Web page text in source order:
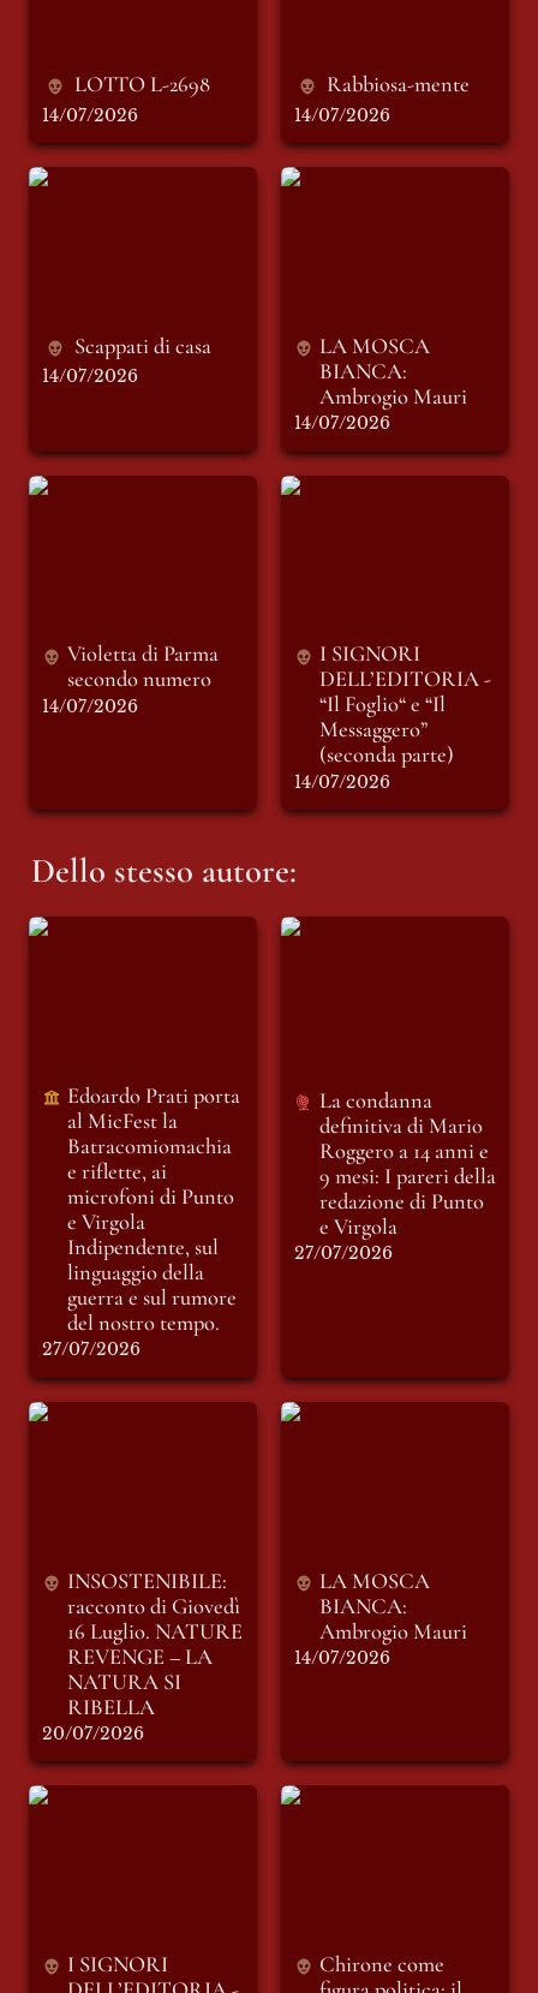
LOTTO L-2698
14/07/2026
Rabbiosa-mente
14/07/2026
Scappati di casa
Scappati di casa
14/07/2026
LA MOSCA
LA MOSCA
BIANCA:
Ambrogio Mauri
14/07/2026
Violetta di Parma
Violetta di Parma
secondo numero
14/07/2026
I SIGNORI
I SIGNORI
DELL’EDITORIA -
“Il Foglio“ e “Il
Messaggero”
(seconda parte)
14/07/2026
Dello stesso autore:
Edoardo Prati porta
Indipendente, sul
linguaggio della
guerra e sul rumore
del nostro tempo.
Edoardo Prati porta
al MicFest la
Batracomiomachia
e riflette, ai
microfoni di Punto
e Virgola
Indipendente, sul
linguaggio della
guerra e sul rumore
del nostro tempo.
27/07/2026
La condanna
La condanna
definitiva di Mario
Roggero a 14 anni e
9 mesi: I pareri della
redazione di Punto
e Virgola
27/07/2026
INSOSTENIBILE:
INSOSTENIBILE:
racconto di Giovedì
16 Luglio. NATURE
REVENGE – LA
NATURA SI
RIBELLA
20/07/2026
LA MOSCA
LA MOSCA
BIANCA:
Ambrogio Mauri
14/07/2026
I SIGNORI
I SIGNORI
Chirone come figura
Chirone come